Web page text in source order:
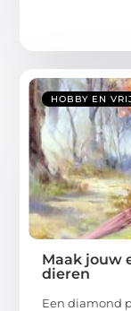
HOBBY EN
Maak jouw
dieren
Een diamond